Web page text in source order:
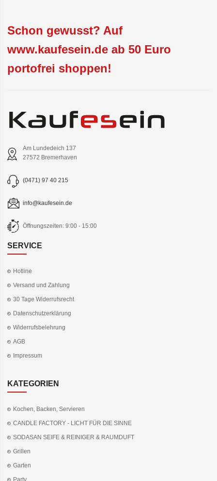
Schon gewusst? Auf
www.kaufesein.de ab 50 Euro
portofrei shoppen!
Am Lundedeich 137
27572 Bremerhaven
(0471) 97 40 215
info@kaufesein.de
Öffnungszeiten: 9:00 - 15:00
SERVICE
Hotline
Versand und Zahlung
30 Tage Widerrufsrecht
Datenschutzerklärung
Widerrufsbelehrung
AGB
Impressum
KATEGORIEN
Kochen, Backen, Servieren
CANDLE FACTORY - LICHT FÜR DIE SINNE
SODASAN SEIFE & REINIGER & RAUMDUFT
Grillen
Garten
Party